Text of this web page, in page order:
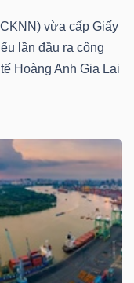
vừa cấp Giấy
lần đầu ra công
Hoàng Anh Gia Lai